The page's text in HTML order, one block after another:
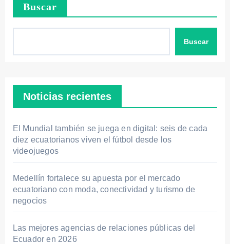
Buscar
Buscar
Noticias recientes
El Mundial también se juega en digital: seis de cada
diez ecuatorianos viven el fútbol desde los
videojuegos
Medellín fortalece su apuesta por el mercado
ecuatoriano con moda, conectividad y turismo de
negocios
Las mejores agencias de relaciones públicas del
Ecuador en 2026